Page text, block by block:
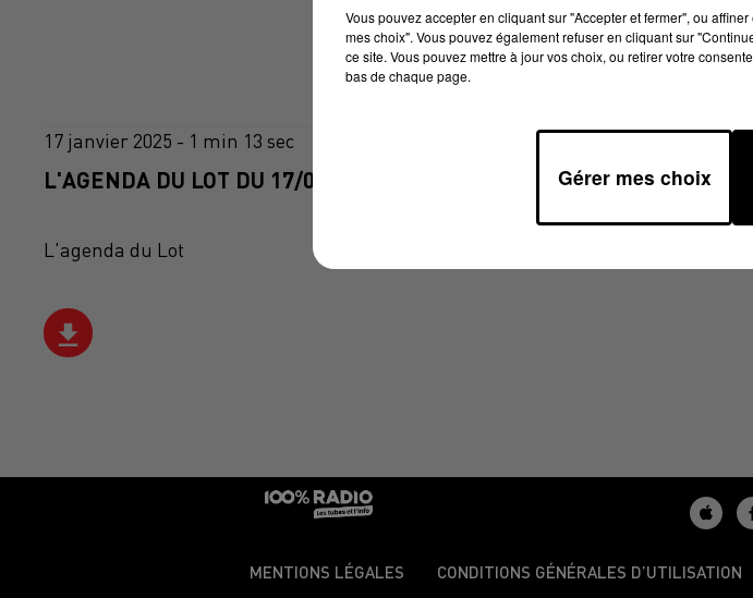
17 janvier 2025 - 1 min 13 sec
L'AGENDA DU LOT DU 17/01/2025 À 06H48
L'agenda du Lot
MENTIONS LÉGALES CONDITIONS GÉNÉRALES D’UTILISATION
Vous pouvez accepter en cliquant sur "Accepter et fermer", ou
mes choix". Vous pouvez également refuser en cliquant sur
ce site. Vous pouvez mettre à jour vos choix, ou retirer votre
bas de chaque page.
Gérer mes choix